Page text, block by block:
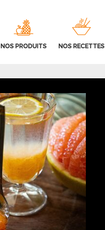
NOS PRODUITS NOS RECETTES